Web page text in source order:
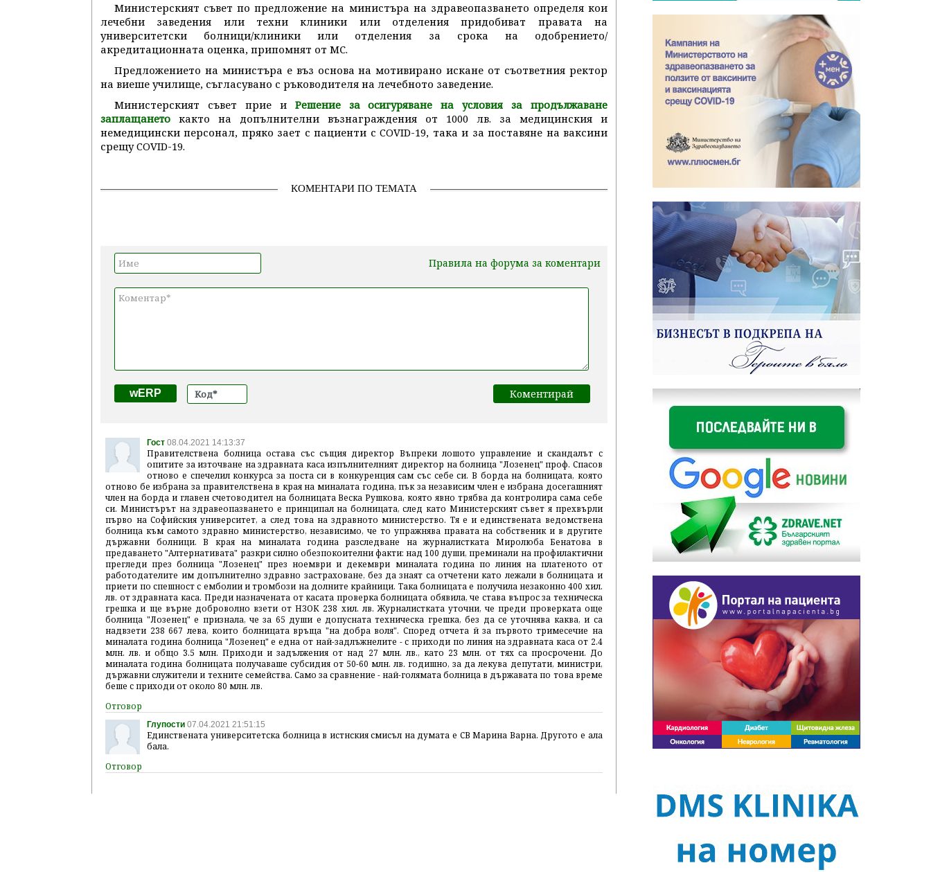
Министерският съвет по предложение на министъра на здравеопазването определя кои
лечебни заведения или техни клиники или отделения придобиват правата на
университетски болници/клиники или отделения за срока на одобрението/
акредитационната оценка, припомнят от МС.
Предложението на министъра е въз основа на мотивирано искане от съответния ректор
на виеше училище, съгласувано с ръководителя на лечебното заведение.
Министерският съвет прие иРешение за осигуряване на условия за продължаване
заплащането както на допълнителни възнаграждения от 1000 лв. за медицинския и
немедицински персонал, пряко зает с пациенти с COVID-19, така и за поставяне на ваксини
срещу COVID-19.
КОМЕНТАРИ ПО ТЕМАТА
Правила на форума за коментари
wERP
Гост 08.04.2021 14:13:37
Правителствена болница остава със същия директор Въпреки лошото управление и скандалът с
опитите за източване на здравната каса изпълнителният директор на болница "Лозенец" проф. Спасов
отново е спечелил конкурса за поста си в конкуренция сам със себе си. В борда на болницата, която
отново бе избрана за правителствена в края на миналата година, пък за независим член е избрана досегашният
член на борда и главен счетоводител на болницата Веска Рушкова, която явно трябва да контролира сама себе
си. Министърът на здравеопазването е принципал на болницата, след като Министерският съвет я прехвърли
първо на Софийския университет, а след това на здравното министерство. Тя е и единствената ведомствена
болница към самото здравно министерство, независимо, че то упражнява правата на собственик и в другите
държавни болници. В края на миналата година разследване на журналистката Миролюба Бенатова в
предаването "Алтернативата" разкри силно обезпокоителни факти: над 100 души, преминали на профилактични
прегледи през болница "Лозенец" през ноември и декември миналата година по линия на платеното от
работодателите им допълнително здравно застраховане, без да знаят са отчетени като лежали в болницата и
приети по спешност с емболии и тромбози на долните крайници. Така болницата е получила незаконно 400 хил.
лв. от здравната каса. Преди назначената от касата проверка болницата обявила, че става въпрос за техническа
грешка и ще върне доброволно взети от НЗОК 238 хил. лв. Журналистката уточни, че преди проверката още
болница "Лозенец" е признала, че за 65 души е допусната техническа грешка, без да се уточнява каква, и са
надвзети 238 667 лева, които болницата връща "на добра воля". Според отчета й за първото тримесечие на
миналата година болница "Лозенец" е една от най-задлъжнелите - с приходи по линия на здравната каса от 2.4
млн. лв. и общо 3.5 млн. Приходи и задължения от над 27 млн. лв., като 23 млн. от тях са просрочени. До
миналата година болницата получаваше субсидия от 50-60 млн. лв. годишно, за да лекува депутати, министри,
държавни служители и техните семейства. Само за сравнение - най-голямата болница в държавата по това време
беше с приходи от около 80 млн. лв.
Глупости 07.04.2021 21:51:15
Единствената университетска болница в истнския смисъл на думата е СВ Марина Варна. Другото е ала
бала.